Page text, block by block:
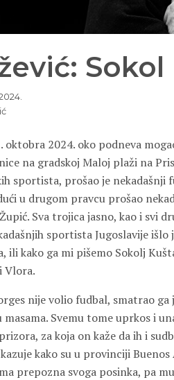
oktobra 2024. oko podneva
na gradskoj Maloj plaži na
sportista, prošao je
u drugom pravcu prošao
Sva trojica jasno, kao i svi
sportista Jugoslavije
ili kako ga mi pišemo Sokolj
Vlora.
nije volio fudbal, smatrao
Svemu tome uprkos i
za koja on kaže da ih i
kako su u provinciji
prepozna svoga posinka, pa